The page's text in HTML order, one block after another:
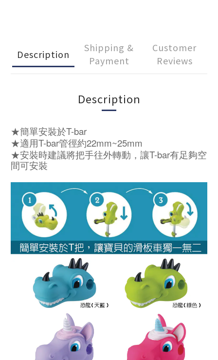
Description
Shipping &
Payment
Customer
Reviews
Description
★簡單安裝於T-bar
★適用T-bar管徑約22mm~25mm
★安裝時建議將把手往外轉動，讓T-bar有足夠空
間可安裝